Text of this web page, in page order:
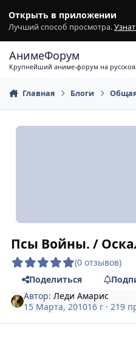
Открыть в приложении
Лучший способ просмотра.
АнимеФорум
Крупнейший аниме-форум на
Главная Блоги
Псы Войны. /
(0 отзывов)
Поделиться
Автор:Леди Амарис
15 Марта, 201016 г · 219